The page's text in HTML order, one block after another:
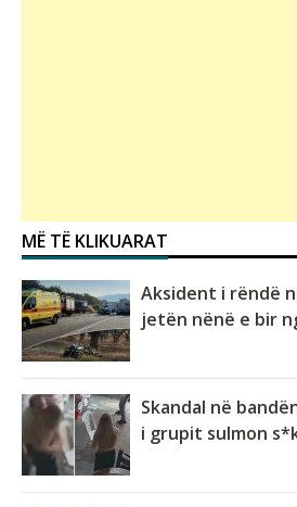
MË TË KLIKUARAT
Aksident i rëndë
jetën nënë e bir
Skandal në
i grupit sulmon